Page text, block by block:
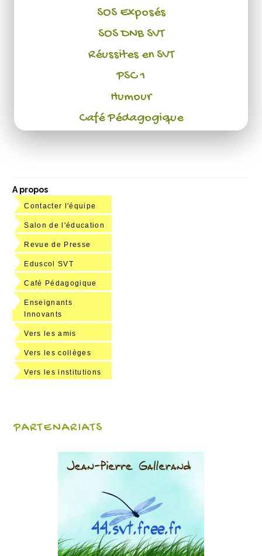
SOS Exposés
SOS DNB SVT
Réussites en SVT
PSC 1
Humour
Café Pédagogique
A propos
Contacter l'équipe
Salon de l'éducation
Revue de Presse
Eduscol SVT
Café Pédagogique
Enseignants
Innovants
Vers les amis
Vers les collèges
Vers les institutions
PARTENARIATS